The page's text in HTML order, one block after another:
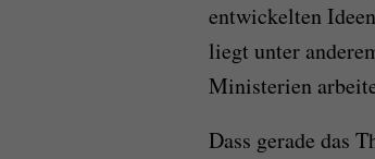
entwickelten
liegt unter
Ministerien
Dass gerade das